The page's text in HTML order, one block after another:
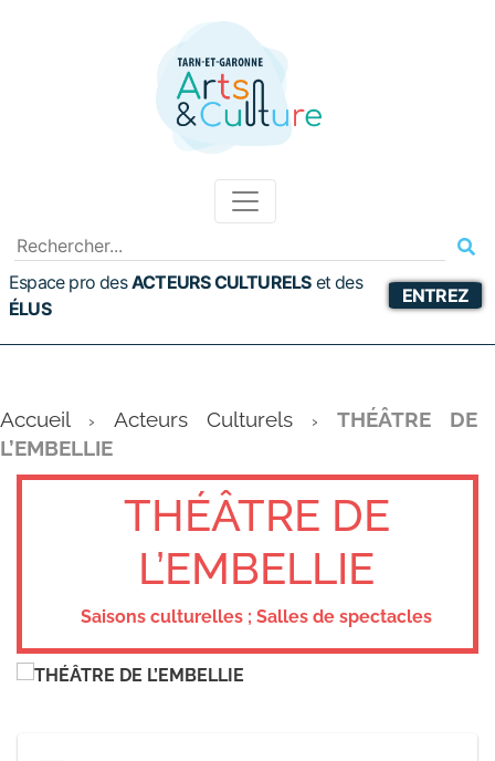
Espace pro desACTEURS CULTURELS etdes
ÉLUS
ENTREZ
Accueil › Acteurs Culturels › THÉÂTRE DE
L’EMBELLIE
THÉÂTRE DE
L’EMBELLIE
Saisons culturelles ; Salles de spectacles